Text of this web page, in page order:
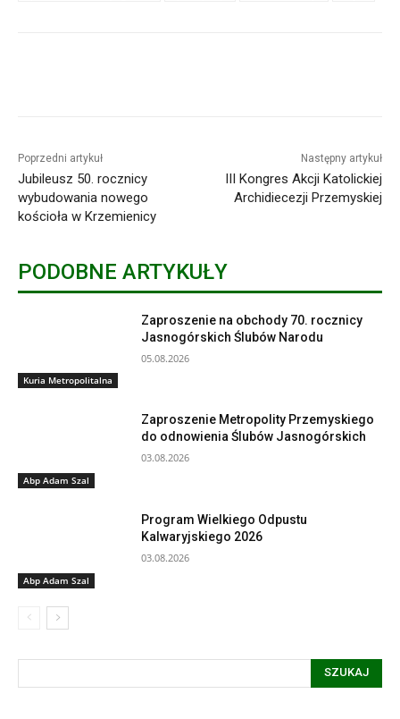
Poprzedni artykuł
Jubileusz 50. rocznicy
wybudowania nowego
kościoła w Krzemienicy
Następny artykuł
III Kongres Akcji Katolickiej
Archidiecezji Przemyskiej
PODOBNE ARTYKUŁY
Kuria Metropolitalna
Zaproszenie na obchody 70. rocznicy
Jasnogórskich Ślubów Narodu
05.08.2026
Abp Adam Szal
Zaproszenie Metropolity Przemyskiego
do odnowienia Ślubów Jasnogórskich
03.08.2026
Abp Adam Szal
Program Wielkiego Odpustu
Kalwaryjskiego 2026
03.08.2026
SZUKAJ